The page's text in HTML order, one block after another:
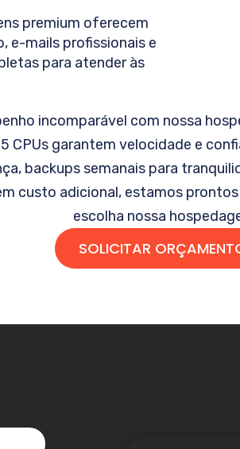
premium oferecem
e-mails profissionais e
para atender às
incomparável com nossa
CPUs garantem velocidade e
backups semanais para
custo adicional, estamos prontos
escolha nossa
SOLICITAR